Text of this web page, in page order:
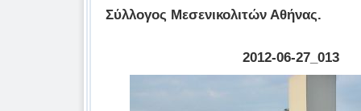
Σύλλογος Μεσενικολιτών Αθήνας.
2012-06-27_013